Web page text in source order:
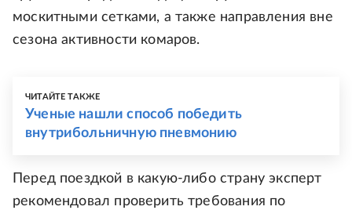
москитными сетками, а также направления вне
сезона активности комаров.
ЧИТАЙТЕ ТАКЖЕ
Ученые нашли способ победить
внутрибольничную пневмонию
Перед поездкой в какую-либо страну эксперт
рекомендовал проверить требования по